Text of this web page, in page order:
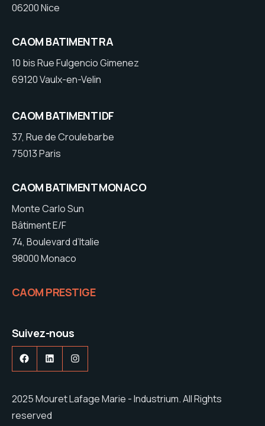
06200 Nice
CAOM BATIMENT RA
10 bis Rue Fulgencio Gimenez
69120 Vaulx-en-Velin
CAOM BATIMENT IDF
37, Rue de Croulebarbe
75013 Paris
CAOM BATIMENT MONACO
Monte Carlo Sun
Bâtiment E/F
74, Boulevard d’Italie
98000 Monaco
CAOM PRESTIGE
Suivez-nous
Facebook
LinkedInInstagram
2025 Mouret Lafage Marie - Industrium. All Rights
reserved